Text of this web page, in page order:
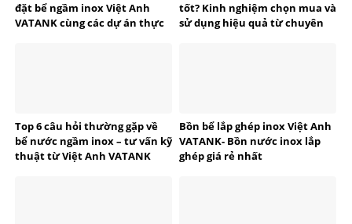
đặt bể ngầm inox Việt Anh
VATANK cùng các dự án thực
tốt? Kinh nghiệm chọn mua và
sử dụng hiệu quả từ chuyên
Top 6 câu hỏi thường gặp về
bể nước ngầm inox – tư vấn kỹ
thuật từ Việt Anh VATANK
Bồn bể lắp ghép inox Việt Anh
VATANK- Bồn nước inox lắp
ghép giá rẻ nhất